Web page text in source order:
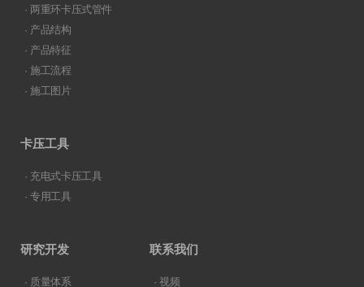
· 两重环卡压式管件
· 产品结构
· 产品特征
· 施工流程
· 施工图片
卡压工具
· 充电式卡压工具
· 专用工具
研究开发
· 质量体系
联系我们
· 视频